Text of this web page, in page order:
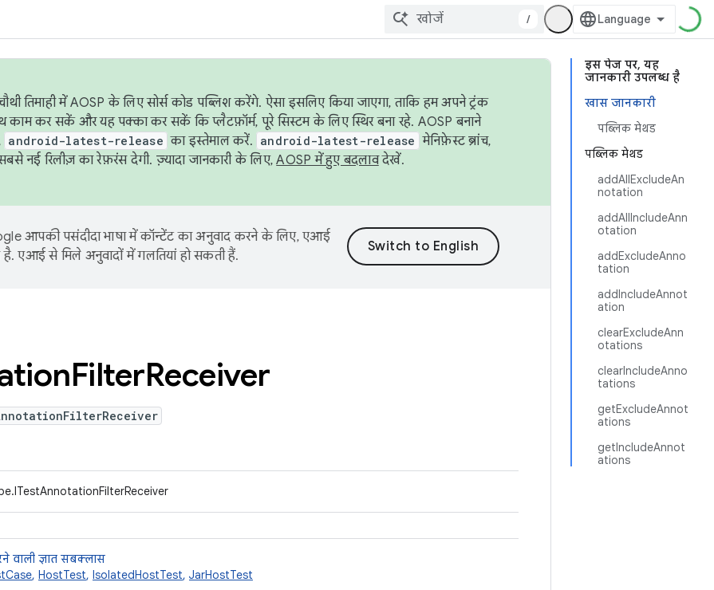
/
इस पेज पर, यह
जानकारी उपलब्ध है
खास जानकारी
पब्लिक मेथड
पब्लिक मेथड
addAllExcludeAn
notation
addAllIncludeAnn
otation
addExcludeAnno
tation
addIncludeAnnot
ation
clearExcludeAnn
otations
clearIncludeAnno
tations
getExcludeAnnot
ations
getIncludeAnnot
ations
तिमाही में AOSP के लिए सोर्स कोड पब्लिश करेंगे. ऐसा इसलिए किया जाएगा, ताकि हम अपने ट्रंक
कर सकें और यह पक्का कर सकें कि प्लैटफ़ॉर्म, पूरे सिस्टम के लिए स्थिर बना रहे. AOSP बनाने
android-latest-release का इस्तेमाल करें. android-latest-release मेनिफ़ेस्ट ब्रांच,
नई रिलीज़ का रेफ़रंस देगी. ज़्यादा जानकारी के लिए,AOSP में हुए बदलावदेखें.
आपकी पसंदीदा भाषा में कॉन्टेंट का अनुवाद करने के लिए, एआई
है. एआई से मिले अनुवादों में गलतियां हो सकती हैं.
FilterReceiver
वाली ज्ञात सबक्लास
, HostTest, IsolatedHostTest, JarHostTest